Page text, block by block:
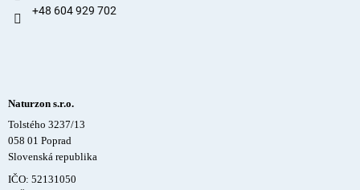
+48 604 929 702
Naturzon s.r.o.
Tolstého 3237/13
058 01 Poprad
Slovenská republika
IČO: 52131050